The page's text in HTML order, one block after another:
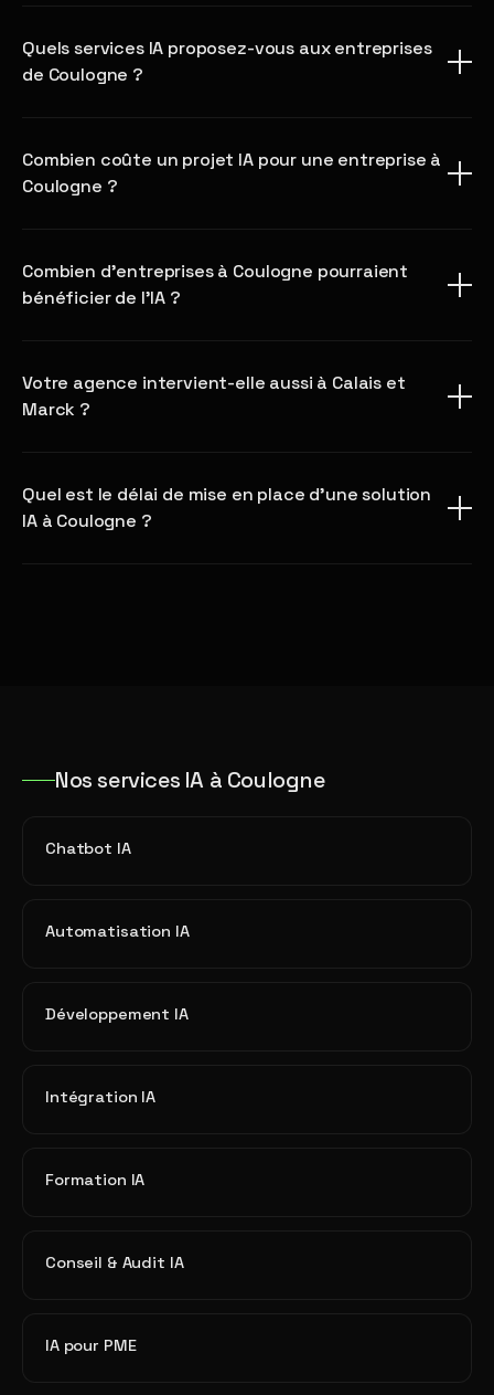
Quels services IA proposez-vous aux entreprises
de Coulogne ?
Combien coûte un projet IA pour une entreprise à
Coulogne ?
Combien d'entreprises à Coulogne pourraient
bénéficier de l'IA ?
Votre agence intervient-elle aussi à Calais et
Marck ?
Quel est le délai de mise en place d'une solution
IA à Coulogne ?
Nos services IA à Coulogne
Chatbot IA
Automatisation IA
Développement IA
Intégration IA
Formation IA
Conseil & Audit IA
IA pour PME